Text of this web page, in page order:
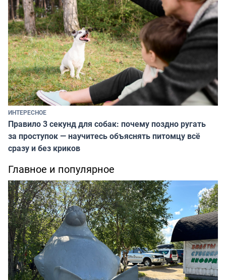
ИНТЕРЕСНОЕ
Правило 3 секунд для собак: почему поздно ругать
за проступок — научитесь объяснять питомцу всё
сразу и без криков
Главное и популярное